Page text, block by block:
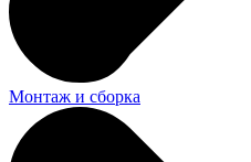
Монтаж и сборка